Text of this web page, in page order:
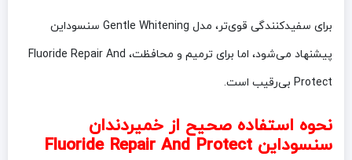
برای سفیدکنندگی قوی‌تر، مدل Gentle Whitening سنسوداین
پیشنهاد می‌شود، اما برای ترمیم و محافظت، Fluoride Repair And
Protect بی‌رقیب است.
نحوه استفاده صحیح از خمیردندان
سنسوداین Fluoride Repair And Protect